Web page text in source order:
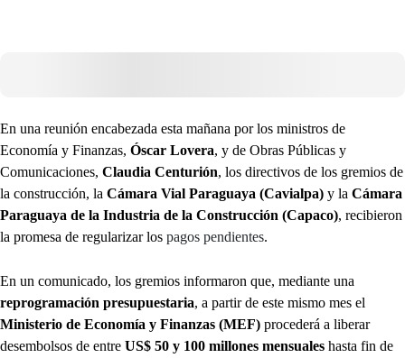
En una reunión encabezada esta mañana por los ministros de
Economía y Finanzas, Óscar Lovera, y de Obras Públicas y
Comunicaciones, Claudia Centurión, los directivos de los gremios de
la construcción, la Cámara Vial Paraguaya (Cavialpa) y la Cámara
Paraguaya de la Industria de la Construcción (Capaco), recibieron
la promesa de regularizar los pagos pendientes.
En un comunicado, los gremios informaron que, mediante una
reprogramación presupuestaria, a partir de este mismo mes el
Ministerio de Economía y Finanzas (MEF) procederá a liberar
desembolsos de entre US$ 50 y 100 millones mensuales hasta fin de